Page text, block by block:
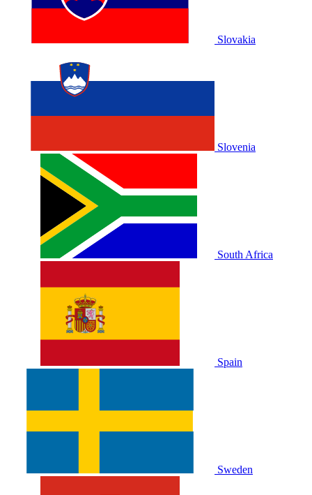
Slovakia
Slovenia
South Africa
Spain
Sweden